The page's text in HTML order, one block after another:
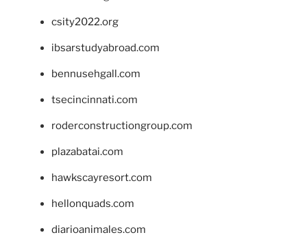
csity2022.org
ibsarstudyabroad.com
bennusehgall.com
tsecincinnati.com
roderconstructiongroup.com
plazabatai.com
hawkscayresort.com
hellonquads.com
diarioanimales.com